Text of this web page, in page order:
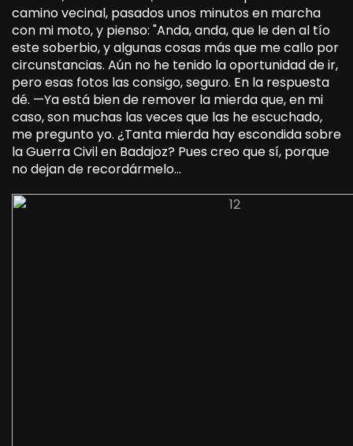
camino vecinal, pasados unos minutos en marcha
con mi moto, y pienso: "Anda, anda, que le den al tío
este soberbio, y algunas cosas más que me callo por
circunstancias. Aún no he tenido la oportunidad de ir,
pero esas fotos las consigo, seguro. En la respuesta
dé. —Ya está bien de remover la mierda que, en mi
caso, son muchas las veces que las he escuchado,
me pregunto yo. ¿Tanta mierda hay escondida sobre
la Guerra Civil en Badajoz? Pues creo que sí, porque
no dejan de recordármelo…